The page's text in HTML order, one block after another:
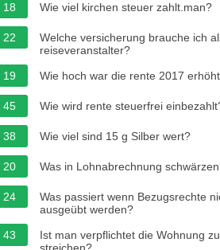
18 Wie viel kirchen steuer zahlt.man?
22
Welche versicherung brauche ich
reiseveranstalter?
19
Wie hoch war die rente 2017
45 Wie wird rente steuerfrei
38 Wie viel sind 15 g Silber wert?
20 Was in Lohnabrechnung
24
Was passiert wenn Bezugsrechte
ausgeübt werden?
43
Ist man verpflichtet die Wohnung zu